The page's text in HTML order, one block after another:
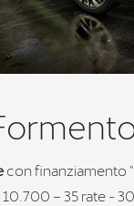
con finanziamento
– 35 rate -